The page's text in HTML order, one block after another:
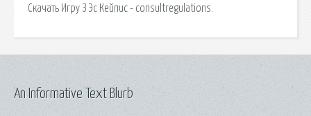
Скачать Игру З Эс Кейпис - consultregulations.
An Informative Text Blurb